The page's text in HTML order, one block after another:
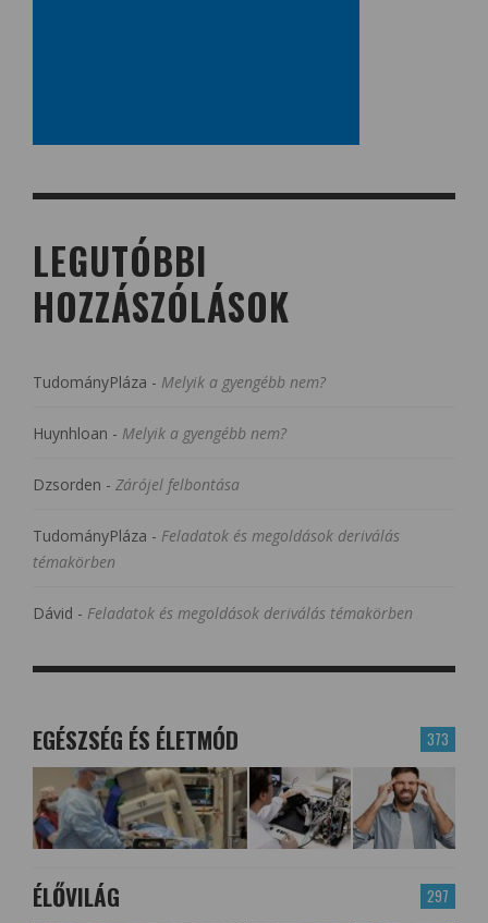
LEGUTÓBBI
HOZZÁSZÓLÁSOK
TudományPláza - Melyik a gyengébb nem?
Huynhloan - Melyik a gyengébb nem?
Dzsorden - Zárójel felbontása
TudományPláza - Feladatok és megoldások deriválás
témakörben
Dávid - Feladatok és megoldások deriválás témakörben
373
EGÉSZSÉG ÉS ÉLETMÓD
297
ÉLŐVILÁG